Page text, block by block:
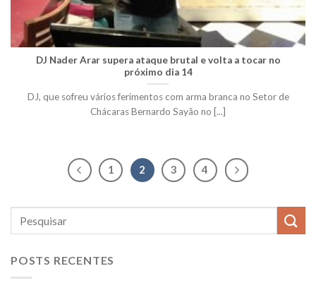
DJ Nader Arar supera ataque brutal e volta a tocar no
próximo dia 14
DJ, que sofreu vários ferimentos com arma branca no Setor de
Chácaras Bernardo Sayão no [...]
1 2 3 4
POSTS RECENTES